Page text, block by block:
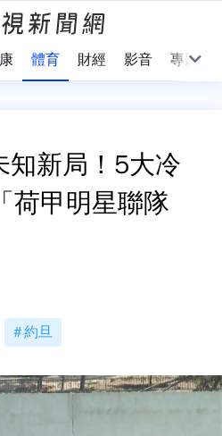
體育 財經 影音 專題
知新局！5大冷
荷甲明星聯隊
約旦